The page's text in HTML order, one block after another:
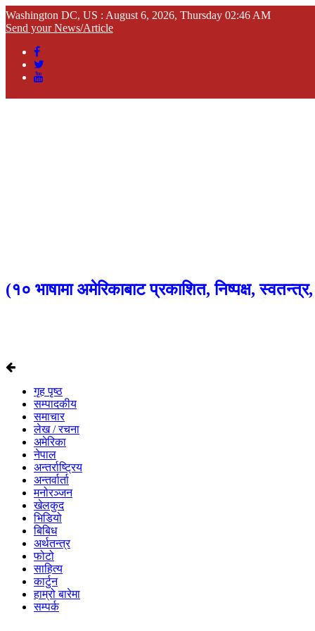
Washington DC, US : August 6, 2026, Thursday 02:46 AM
Send your News/Article
(१० भाषामा अमेरिकाबाट प्रकाशित, निष्पक्ष,
गृह पृष्ठ
सम्पादकीय
समाचार
लेख / रचना
अमेरिका
नेपाल
अन्तर्राष्ट्रिय
अन्तर्वार्ता
मनोरञ्जन
खेलकुद
भिडियो
बिबिध
अर्थतन्त्र
फोटो
साहित्य
कार्टुन
हाम्रो बारेमा
सम्पर्क